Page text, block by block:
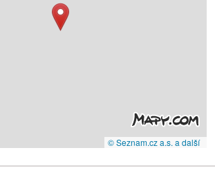
© Seznam.cz a.s. a další